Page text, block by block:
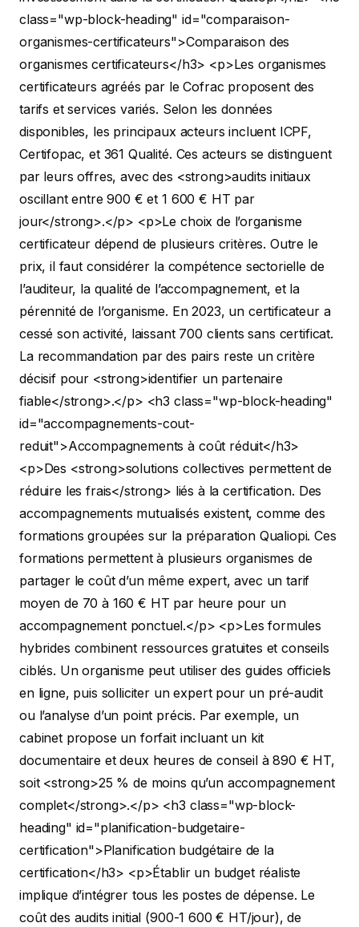
class="wp-block-heading" id="comparaison-
organismes-certificateurs">Comparaison des
organismes certificateurs</h3> <p>Les organismes
certificateurs agréés par le Cofrac proposent des
tarifs et services variés. Selon les données
disponibles, les principaux acteurs incluent ICPF,
Certifopac, et 361 Qualité. Ces acteurs se distinguent
par leurs offres, avec des <strong>audits initiaux
oscillant entre 900 € et 1 600 € HT par
jour</strong>.</p> <p>Le choix de l’organisme
certificateur dépend de plusieurs critères. Outre le
prix, il faut considérer la compétence sectorielle de
l’auditeur, la qualité de l’accompagnement, et la
pérennité de l’organisme. En 2023, un certificateur a
cessé son activité, laissant 700 clients sans certificat.
La recommandation par des pairs reste un critère
décisif pour <strong>identifier un partenaire
fiable</strong>.</p> <h3 class="wp-block-heading"
id="accompagnements-cout-
reduit">Accompagnements à coût réduit</h3>
<p>Des <strong>solutions collectives permettent de
réduire les frais</strong> liés à la certification. Des
accompagnements mutualisés existent, comme des
formations groupées sur la préparation Qualiopi. Ces
formations permettent à plusieurs organismes de
partager le coût d’un même expert, avec un tarif
moyen de 70 à 160 € HT par heure pour un
accompagnement ponctuel.</p> <p>Les formules
hybrides combinent ressources gratuites et conseils
ciblés. Un organisme peut utiliser des guides officiels
en ligne, puis solliciter un expert pour un pré-audit
ou l’analyse d’un point précis. Par exemple, un
cabinet propose un forfait incluant un kit
documentaire et deux heures de conseil à 890 € HT,
soit <strong>25 % de moins qu’un accompagnement
complet</strong>.</p> <h3 class="wp-block-
heading" id="planification-budgetaire-
certification">Planification budgétaire de la
certification</h3> <p>Établir un budget réaliste
implique d’intégrer tous les postes de dépense. Le
coût des audits initial (900-1 600 € HT/jour), de